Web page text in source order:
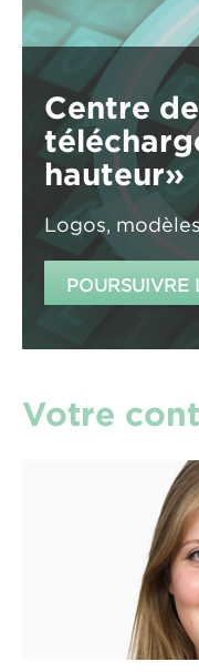
Centre de
hauteur»
Logos,
POURSUIVRE
Votre